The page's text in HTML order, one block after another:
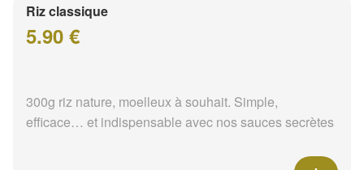
Riz classique
5.90 €
300g riz nature, moelleux à souhait. Simple,
efficace… et indispensable avec nos sauces secrètes